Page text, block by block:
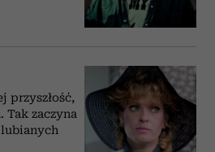
lub uzyskanymi podczas
przyszłość,
Tak zaczyna